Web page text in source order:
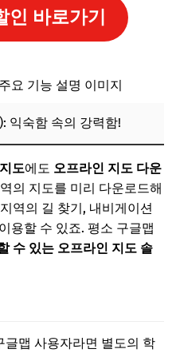
인 바로가기
익숙함 속의 강력함!
도에도 오프라인 지도 다운
의 지도를 미리 다운로드해
역의 길 찾기, 내비게이션
용할 수 있죠. 평소 구글맵
수 있는 오프라인 지도 솔
글맵 사용자라면 별도의 학